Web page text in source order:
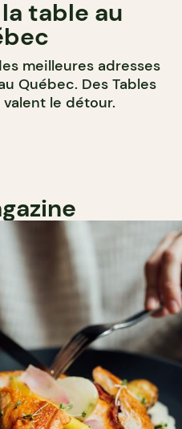
table au
meilleures adresses
Québec. Des Tables
le détour.